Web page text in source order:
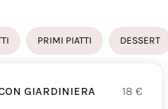
PRIMI PIATTI DESSERT
GIARDINIERA 18 €